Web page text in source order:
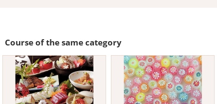
Course of the same category